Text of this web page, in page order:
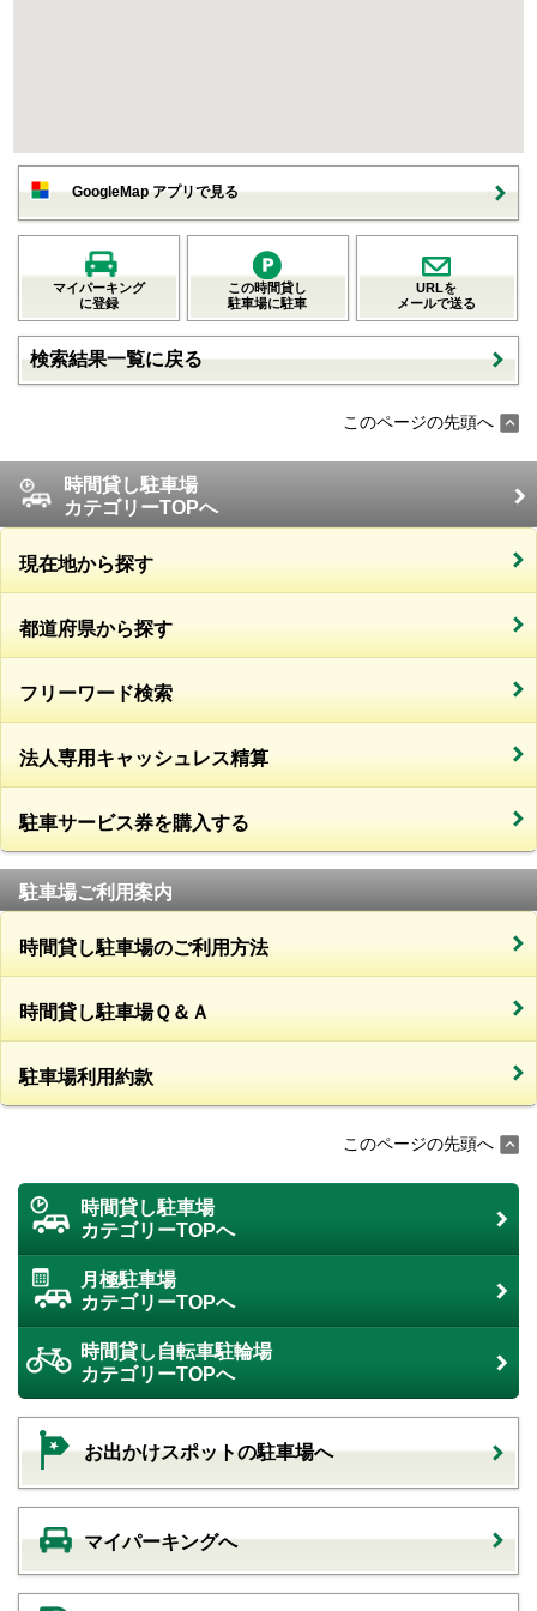
GoogleMap アプリで見る
マイパーキング
に登録
この時間貸し
駐車場に駐車
URLを
メールで送る
検索結果一覧に戻る
このページの先頭へ
時間貸し駐車場
カテゴリーTOPへ
現在地から探す
都道府県から探す
フリーワード検索
法人専用キャッシュレス精算
駐車サービス券を購入する
駐車場ご利用案内
時間貸し駐車場のご利用方法
時間貸し駐車場Ｑ＆Ａ
駐車場利用約款
このページの先頭へ
時間貸し駐車場
カテゴリーTOPへ
月極駐車場
カテゴリーTOPへ
時間貸し自転車駐輪場
カテゴリーTOPへ
お出かけスポットの駐車場へ
マイパーキングへ